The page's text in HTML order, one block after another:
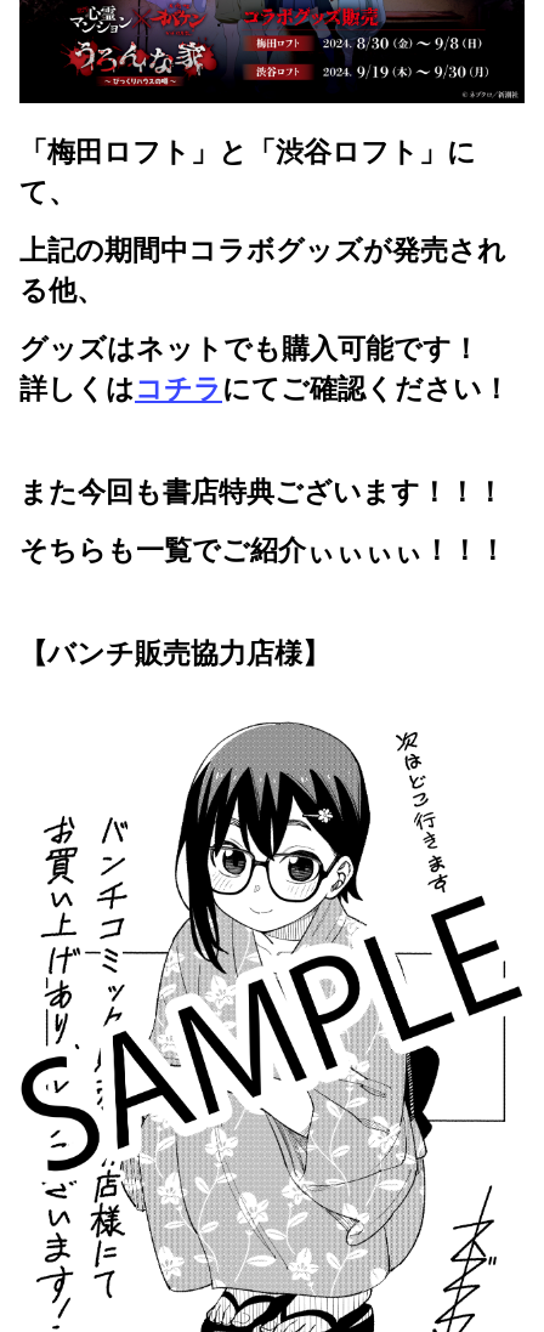
「梅田ロフト」と「渋谷ロフト」に
て、
上記の期間中コラボグッズが発売され
る他、
グッズはネットでも購入可能です！
詳しくはコチラ にてご確認ください！
また今回も書店特典ございます！！！
そちらも一覧でご紹介ぃぃぃぃ！！！
【バンチ販売協力店様】